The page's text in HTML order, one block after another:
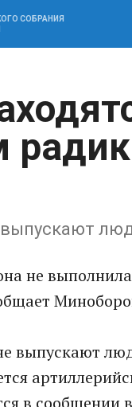
СОБРАНИЯ
не
выпускают
в сообщении